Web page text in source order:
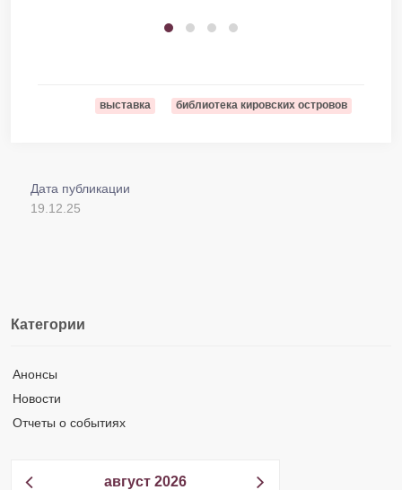
выставка библиотека кировских островов
Дата публикации
19.12.25
Категории
Анонсы
Новости
Отчеты о событиях
август 2026